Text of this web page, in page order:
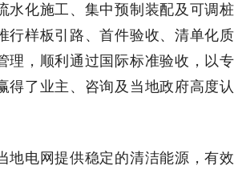
水化施工、集中预制装配及可调桩
行样板引路、首件验收、清单化质
理，顺利通过国际标准验收，以专
得了业主、咨询及当地政府高度认
地电网提供稳定的清洁能源，有效